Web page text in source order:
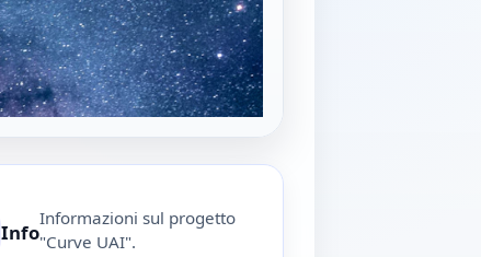
Info
Informazioni sul progetto
"Curve UAI".